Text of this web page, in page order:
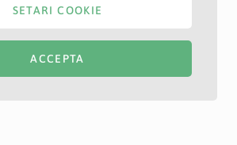
ACCEPTA
SETARI COOKIE